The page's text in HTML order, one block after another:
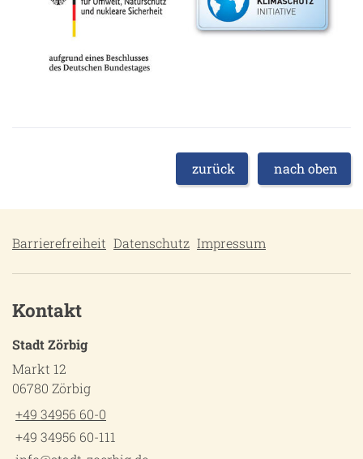
zurück nach oben
Barrierefreiheit Datenschutz Impressum
Kontakt
Stadt Zörbig
Markt 12
06780 Zörbig
+49 34956 60-0
+49 34956 60-111